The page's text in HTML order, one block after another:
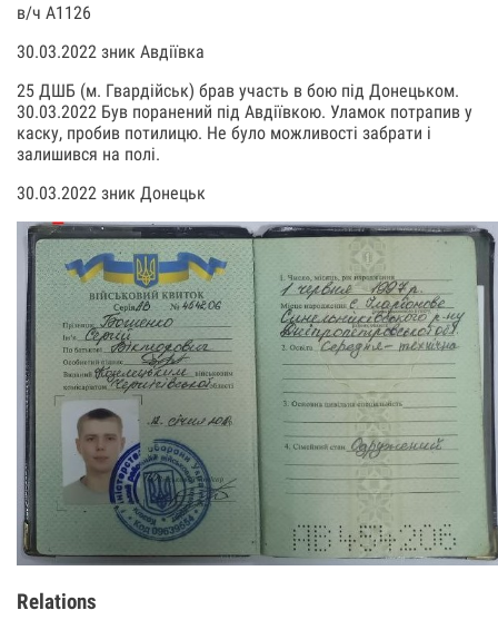
в/ч А1126
30.03.2022 зник Авдіївка
25 ДШБ (м. Гвардійськ) брав участь в бою під Донецьком.
30.03.2022 Був поранений під Авдіївкою. Уламок потрапив у
каску, пробив потилицю. Не було можливості забрати і
залишився на полі.
30.03.2022 зник Донецьк
Relations